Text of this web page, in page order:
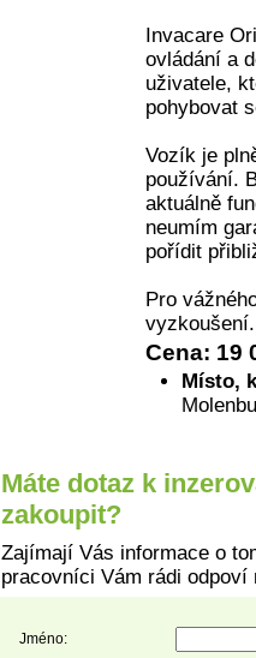
Invacare
ovládání a
uživatele,
pohybovat
Vozík je
používání.
aktuálně
neumím
pořídit
Pro
vyzkoušení.
Cena: 19
Místo,
Máte dotaz k
zakoupit?
Zajímají Vás informace o
pracovníci Vám rádi odpoví
Jméno: